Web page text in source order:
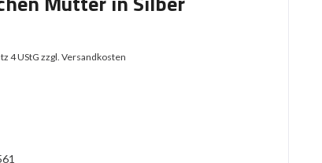
4 UStGzzgl. Versandkosten